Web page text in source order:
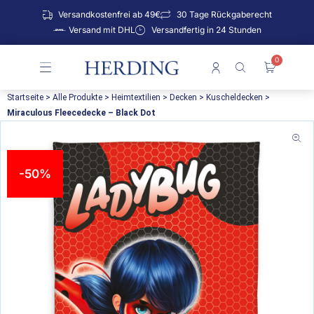
Versandkostenfrei ab 49€
30 Tage Rückgaberecht
Versand mit DHL
Versandfertig in 24 Stunden
0
Startseite > Alle Produkte > Heimtextilien > Decken > Kuscheldecken >
Miraculous Fleecedecke – Black Dot
-50%